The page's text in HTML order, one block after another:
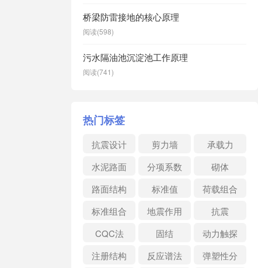
桥梁防雷接地的核心原理
阅读(598)
污水隔油池沉淀池工作原理
阅读(741)
热门标签
抗震设计 剪力墙
承载力
水泥路面
分项系数
砌体
路面结构
标准值
荷载组合
标准组合
地震作用
抗震
CQC法
固结
动力触探
注册结构
反应谱法
弹塑性分